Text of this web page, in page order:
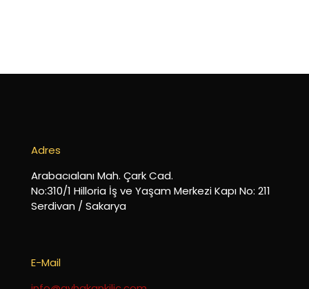
Adres
Arabacıalanı Mah. Çark Cad.
No:310/1 Hilloria İş ve Yaşam Merkezi Kapı No: 211
Serdivan / Sakarya
E-Mail